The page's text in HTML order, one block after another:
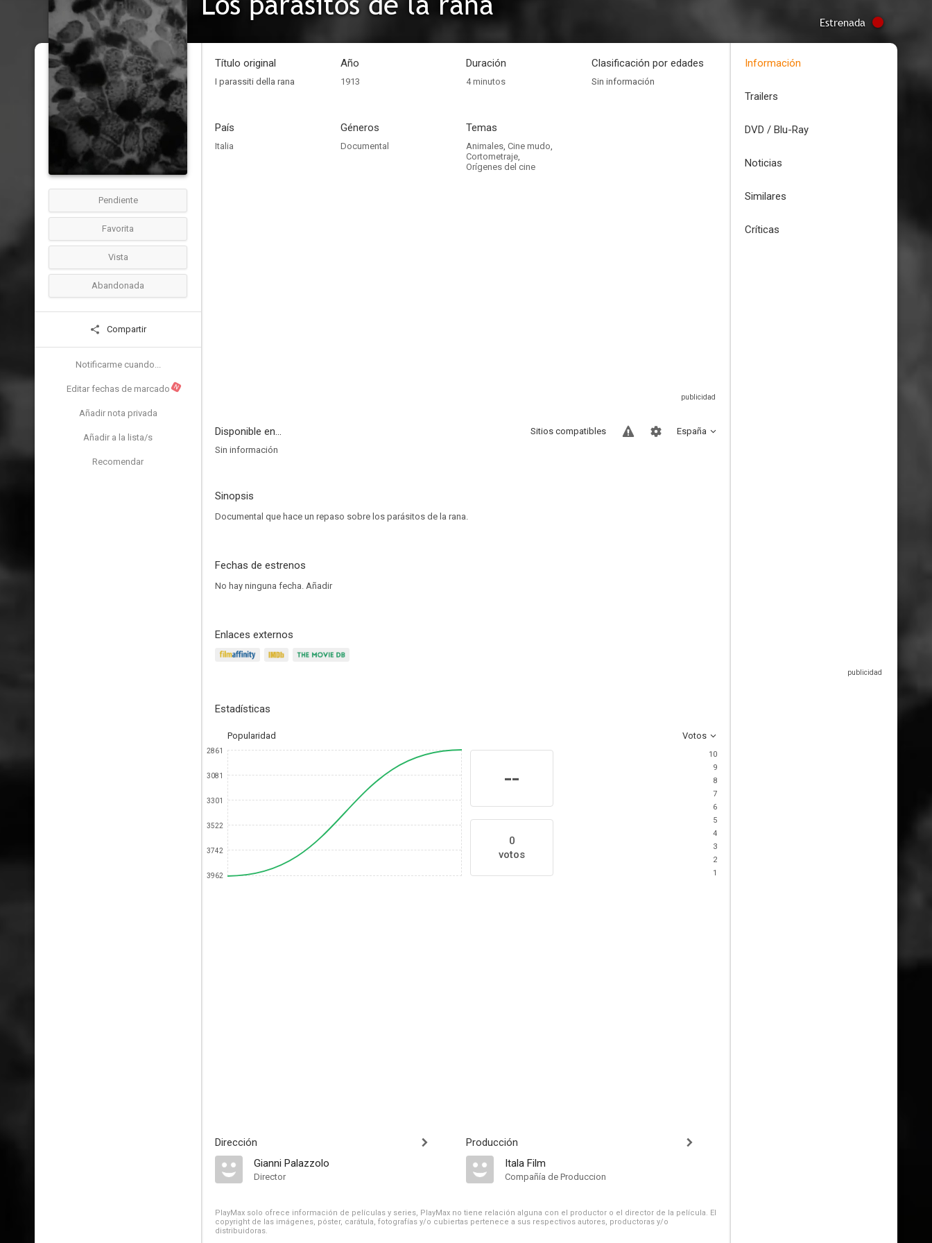
Estrenada
Pendiente
Favorita
Vista
Abandonada
Compartir
Notificarme cuando...
Editar fechas de marcado N
Añadir nota privada
Añadir a la lista/s
Recomendar
Título original
I parassiti della rana
Año
1913
Duración
4 minutos
Clasificación por edades
Sin información
País
Italia
Géneros
Documental
Temas
Animales, Cine mudo,
Cortometraje,
Orígenes del cine
Disponible en... España
Sitios compatibles
Sin información
Sinopsis
Documental que hace un repaso sobre los parásitos de la rana.
Fechas de estrenos
No hay ninguna fecha. Añadir
Enlaces externos
Estadísticas
Popularidad Votos
2861
3081
3301
3522
3742
3962
--
0
votos
10
9
8
7
6
5
4
3
2
1
Dirección
Gianni Palazzolo
Director
Producción
Itala Film
Compañía de Produccion
PlayMax solo ofrece información de películas y series, PlayMax no tiene relación alguna con el productor o el director de la película. El
copyright de las imágenes, póster, carátula, fotografías y/o cubiertas pertenece a sus respectivos autores, productoras y/o
distribuidoras.
Información
Trailers
DVD / Blu-Ray
Noticias
Similares
Críticas